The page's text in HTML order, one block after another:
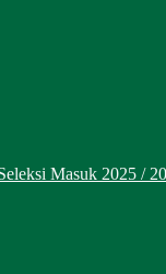
Masuk 2025 /